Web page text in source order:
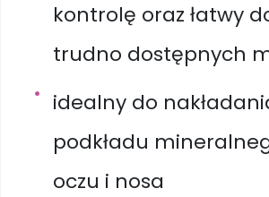
kontrolę oraz łatwy
trudno dostępnych
idealny do
podkładu
oczu i nosa